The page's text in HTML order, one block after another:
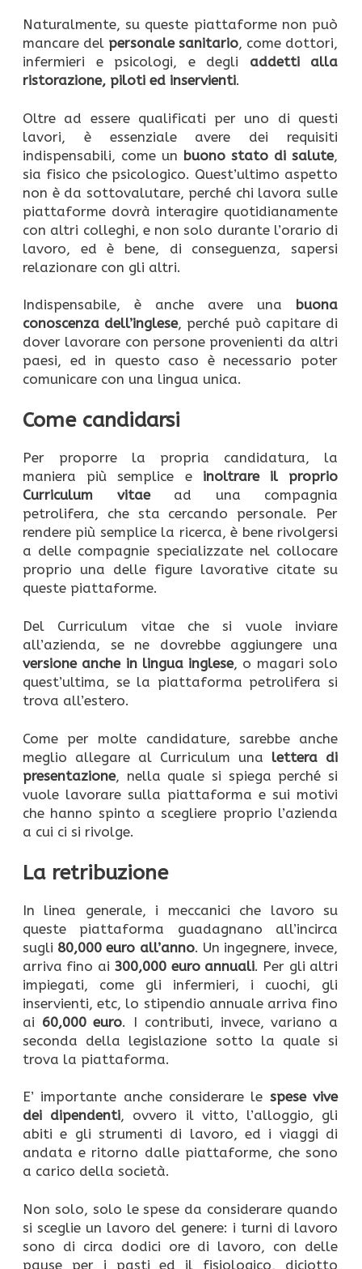
Naturalmente, su queste piattaforme non può
mancare del personale sanitario, come dottori,
infermieri e psicologi, e degli addetti alla
ristorazione, piloti ed inservienti.
Oltre ad essere qualificati per uno di questi
lavori, è essenziale avere dei requisiti
indispensabili, come un buono stato di salute,
sia fisico che psicologico. Quest’ultimo aspetto
non è da sottovalutare, perché chi lavora sulle
piattaforme dovrà interagire quotidianamente
con altri colleghi, e non solo durante l’orario di
lavoro, ed è bene, di conseguenza, sapersi
relazionare con gli altri.
Indispensabile, è anche avere una buona
conoscenza dell’inglese, perché può capitare di
dover lavorare con persone provenienti da altri
paesi, ed in questo caso è necessario poter
comunicare con una lingua unica.
Come candidarsi
Per proporre la propria candidatura, la
maniera più semplice e inoltrare il proprio
Curriculum vitaead una compagnia
petrolifera, che sta cercando personale. Per
rendere più semplice la ricerca, è bene rivolgersi
a delle compagnie specializzate nel collocare
proprio una delle figure lavorative citate su
queste piattaforme.
Del Curriculum vitae che si vuole inviare
all’azienda, se ne dovrebbe aggiungere una
versione anche in lingua inglese, o magari solo
quest’ultima, se la piattaforma petrolifera si
trova all’estero.
Come per molte candidature, sarebbe anche
meglio allegare al Curriculum una lettera di
presentazione, nella quale si spiega perché si
vuole lavorare sulla piattaforma e sui motivi
che hanno spinto a scegliere proprio l’azienda
a cui ci si rivolge.
La retribuzione
In linea generale, i meccanici che lavoro su
queste piattaforma guadagnano all’incirca
sugli 80,000 euro all’anno. Un ingegnere, invece,
arriva fino ai 300,000 euro annuali. Per gli altri
impiegati, come gli infermieri, i cuochi, gli
inservienti, etc, lo stipendio annuale arriva fino
ai 60,000 euro. I contributi, invece, variano a
seconda della legislazione sotto la quale si
trova la piattaforma.
E’ importante anche considerare le spese vive
dei dipendenti, ovvero il vitto, l’alloggio, gli
abiti e gli strumenti di lavoro, ed i viaggi di
andata e ritorno dalle piattaforme, che sono
a carico della società.
Non solo, solo le spese da considerare quando
si sceglie un lavoro del genere: i turni di lavoro
sono di circa dodici ore di lavoro, con delle
pause per i pasti ed il fisiologico, diciotto